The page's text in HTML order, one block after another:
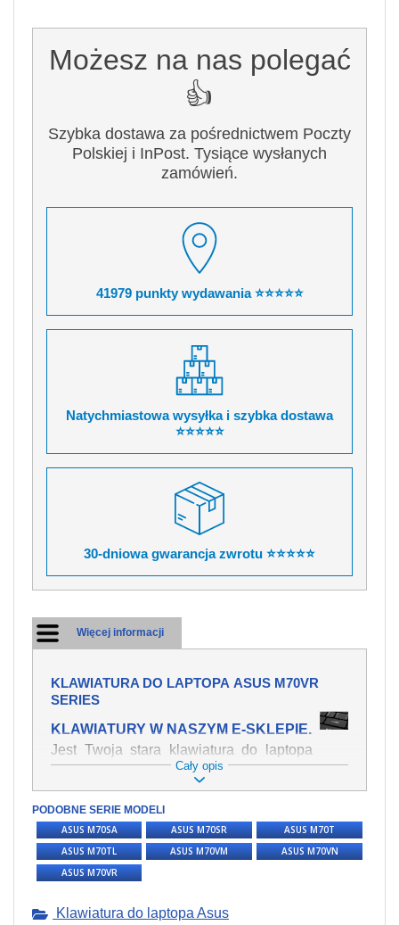
Możesz na nas polegać
👍
Szybka dostawa za pośrednictwem Poczty
Polskiej i InPost. Tysiące wysłanych
zamówień.
41979 punkty wydawania ⭐⭐⭐⭐⭐
Natychmiastowa wysyłka i szybka dostawa
⭐⭐⭐⭐⭐
30-dniowa gwarancja zwrotu ⭐⭐⭐⭐⭐
Więcej informacji
KLAWIATURA DO LAPTOPA ASUS M70VR
SERIES
KLAWIATURY W NASZYM E-SKLEPIE.
Jest Twoja stara klawiatura do laptopa
ASUS M70Vr Series mechanicznie
uszkodzona, polałeś ją płynem, który
spowodował iż klawisze nie wracają do
swojej pozycji? Kup nową klawiaturę,
która będzie pracowała jak powinna.
Oferujemy oryginalne klawiatury w
czeskiej lokalizacji od wszystkich
stronie internetowej ją znajdziesz za
Cały opis
PODOBNE SERIE MODELI
ASUS M70SA
ASUS M70SR
ASUS M70T
ASUS M70TL
ASUS M70VM
ASUS M70VN
ASUS M70VR
Klawiatura do laptopa Asus